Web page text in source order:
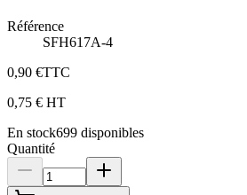
Référence
SFH617A-4
0,90 €TTC
0,75 € HT
En stock699 disponibles
Quantité